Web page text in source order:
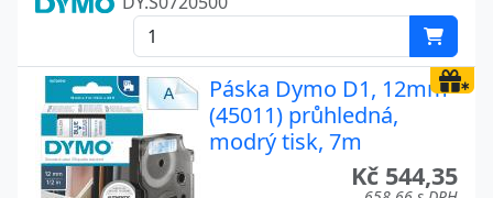
Páska Dymo D1, 12mm
(45011) průhledná,
modrý tisk, 7m
Kč 544,35